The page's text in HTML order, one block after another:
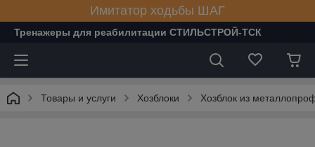
Имитатор ходьбы ШАГ
Тренажеры для реабилитации СТИЛЬСТРОЙ-ТСК
Товары и услуги Хозблоки Хозблок из